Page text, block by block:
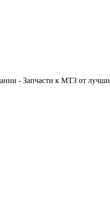
- Запчасти к МТЗ от